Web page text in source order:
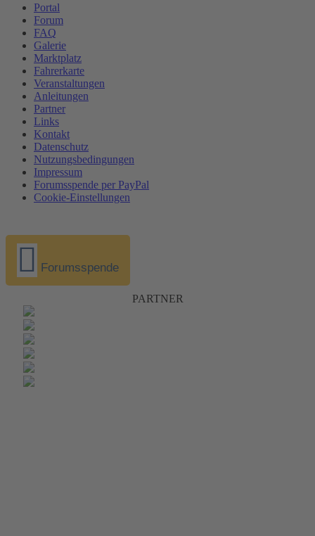
Portal
Forum
FAQ
Galerie
Marktplatz
Fahrerkarte
Veranstaltungen
Anleitungen
Partner
Links
Kontakt
Datenschutz
Nutzungsbedingungen
Impressum
Forumsspende per PayPal
Cookie-Einstellungen
Forumsspende
PARTNER